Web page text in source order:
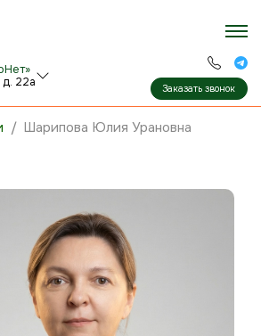
д. 22а Заказать звонок
Шарипова Юлия Урановна